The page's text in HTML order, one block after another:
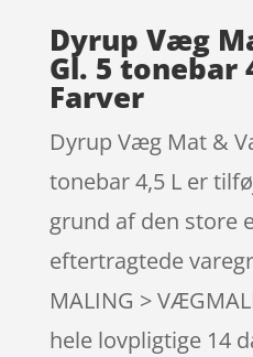
Dyrup Væg
Gl. 5 tonebar
Farver
Dyrup Væg Mat &
tonebar 4,5 L er
grund af den store
eftertragtede
MALING >
hele lovpligtige 14